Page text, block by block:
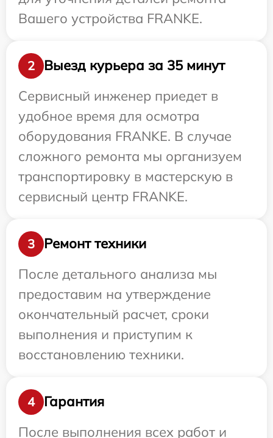
Вашего устройства FRANKE.
2
Выезд курьера за 35 минут
Сервисный инженер приедет в
удобное время для осмотра
оборудования FRANKE. В случае
сложного ремонта мы организуем
транспортировку в мастерскую в
сервисный центр FRANKE.
3
Ремонт техники
После детального анализа мы
предоставим на утверждение
окончательный расчет, сроки
выполнения и приступим к
восстановлению техники.
4
Гарантия
После выполнения всех работ и